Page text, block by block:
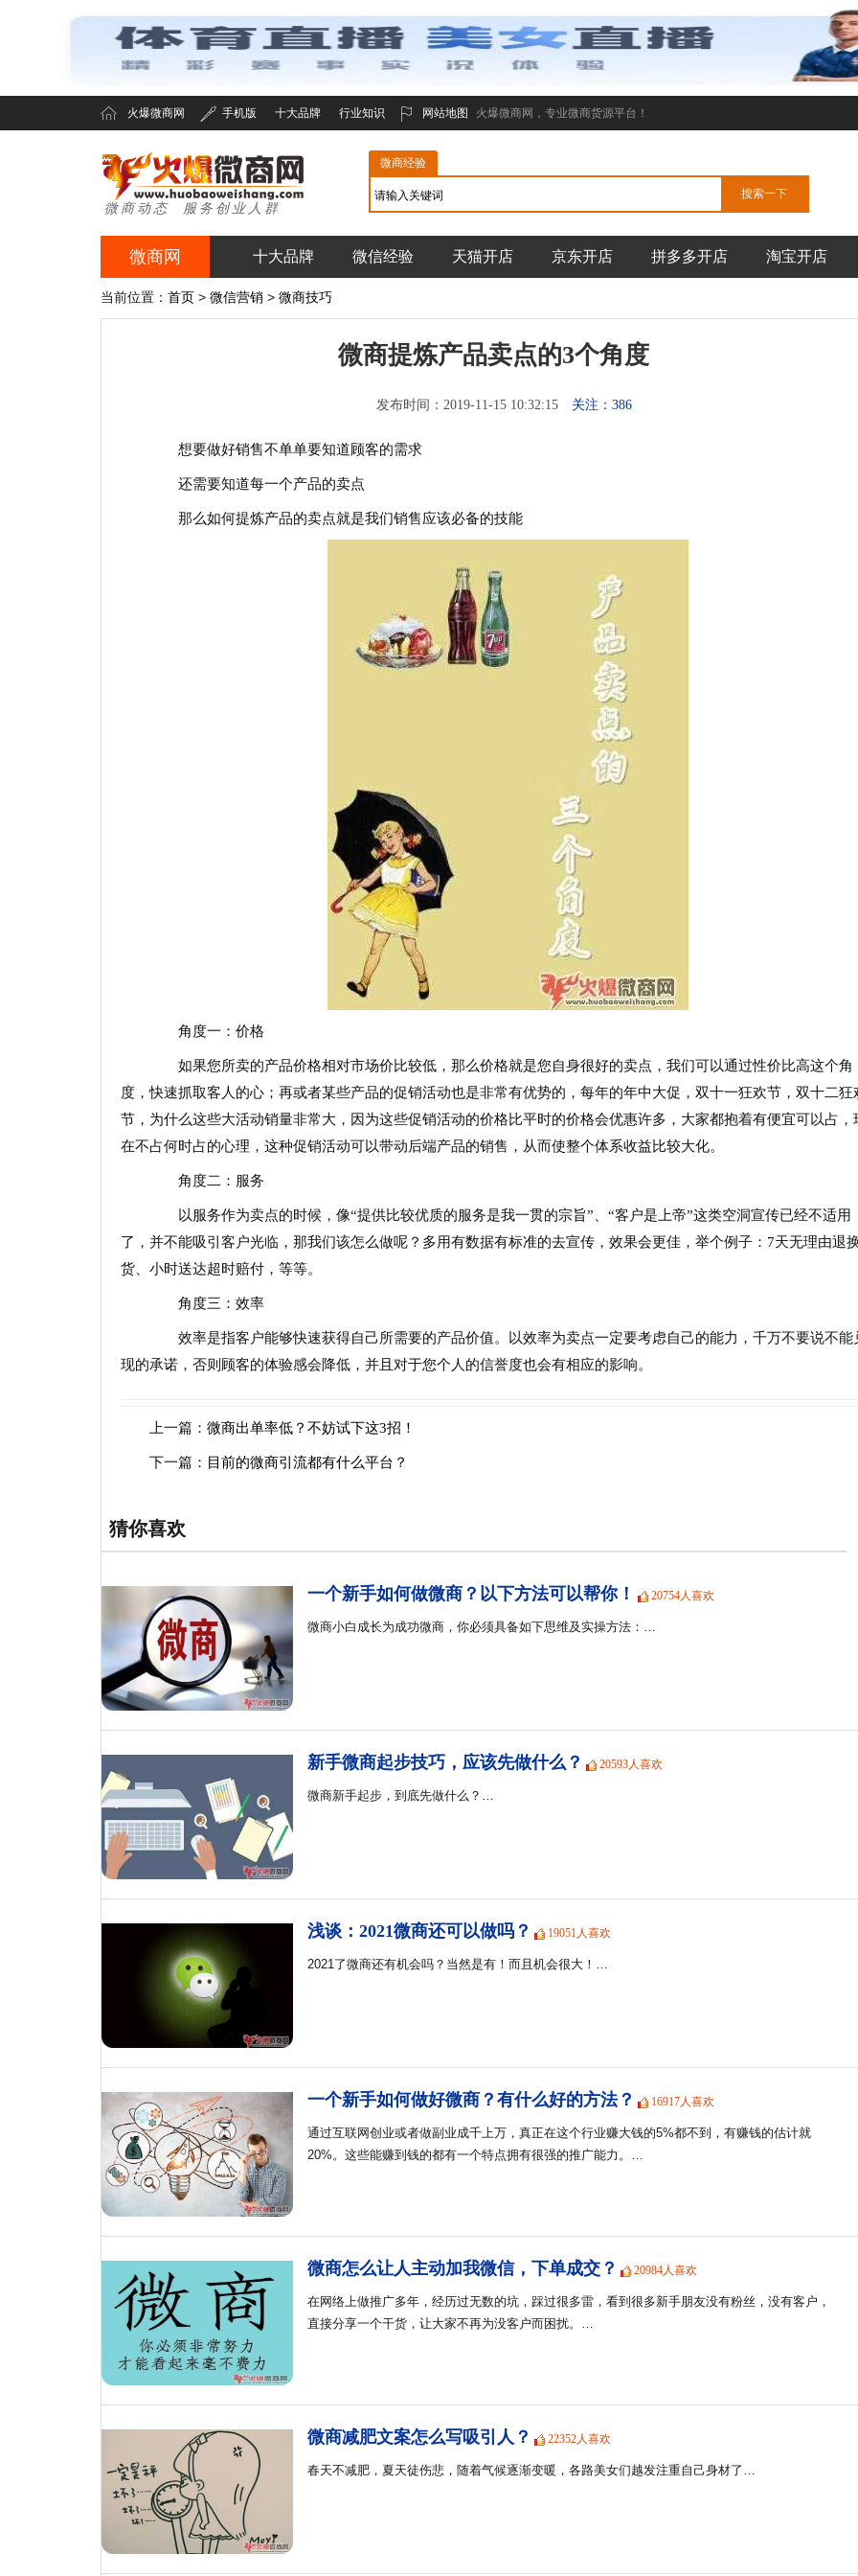
火爆微商网 手机版 十大品牌 行业知识 网站地图 火爆微商网，专业微商货源平台！
火爆微商网
微商动态 服务创业人群
微商经验
微商网 十大品牌 微信经验 天猫开店 京东开店 拼多多开店 淘宝开店
当前位置： 首页> 微信营销> 微商技巧
微商提炼产品卖点的3个角度
发布时间：2019-11-15 10:32:15 关注：386
想要做好销售不单单要知道顾客的需求
还需要知道每一个产品的卖点
那么如何提炼产品的卖点就是我们销售应该必备的技能
角度一：价格
如果您所卖的产品价格相对市场价比较低，那么价格就是您自身很好的卖点，我们可以通过性价比高这个角
度，快速抓取客人的心；再或者某些产品的促销活动也是非常有优势的，每年的年中大促，双十一狂欢节，双十二狂
节，为什么这些大活动销量非常大，因为这些促销活动的价格比平时的价格会优惠许多，大家都抱着有便宜可以占，
在不占何时占的心理，这种促销活动可以带动后端产品的销售，从而使整个体系收益比较大化。
角度二：服务
以服务作为卖点的时候，像“提供比较优质的服务是我一贯的宗旨”、“客户是上帝”这类空洞宣传已经不适用
了，并不能吸引客户光临，那我们该怎么做呢？多用有数据有标准的去宣传，效果会更佳，举个例子：7天无理由退
货、小时送达超时赔付，等等。
角度三：效率
效率是指客户能够快速获得自己所需要的产品价值。以效率为卖点一定要考虑自己的能力，千万不要说不能
现的承诺，否则顾客的体验感会降低，并且对于您个人的信誉度也会有相应的影响。
上一篇： 微商出单率低？不妨试下这3招！
下一篇： 目前的微商引流都有什么平台？
猜你喜欢
一个新手如何做微商？以下方法可以帮你！ 20754人喜欢
微商小白成长为成功微商，你必须具备如下思维及实操方法：…
新手微商起步技巧，应该先做什么？ 20593人喜欢
微商新手起步，到底先做什么？…
浅谈：2021微商还可以做吗？ 19051人喜欢
2021了微商还有机会吗？当然是有！而且机会很大！…
一个新手如何做好微商？有什么好的方法？ 16917人喜欢
通过互联网创业或者做副业成千上万，真正在这个行业赚大钱的5%都不到，有赚钱的估计就
20%。这些能赚到钱的都有一个特点拥有很强的推广能力。…
微商怎么让人主动加我微信，下单成交？ 20984人喜欢
在网络上做推广多年，经历过无数的坑，踩过很多雷，看到很多新手朋友没有粉丝，没有客户，
直接分享一个干货，让大家不再为没客户而困扰。…
微商减肥文案怎么写吸引人？ 22352人喜欢
春天不减肥，夏天徒伤悲，随着气候逐渐变暖，各路美女们越发注重自己身材了…